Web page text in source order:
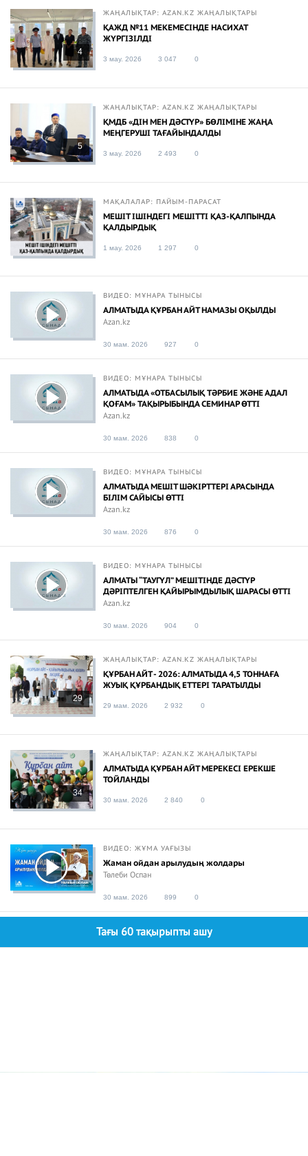
4
ЖАҢАЛЫҚТАР: AZAN.KZ ЖАҢАЛЫҚТАРЫ
ҚАЖД №11 МЕКЕМЕСІНДЕ НАСИХАТ
ЖҮРГІЗІЛДІ
3 мау. 2026 3 047 0
5
ЖАҢАЛЫҚТАР: AZAN.KZ ЖАҢАЛЫҚТАРЫ
ҚМДБ «ДІН МЕН ДӘСТҮР» БӨЛІМІНЕ ЖАҢА
МЕҢГЕРУШІ ТАҒАЙЫНДАЛДЫ
3 мау. 2026 2 493 0
МАҚАЛАЛАР: ПАЙЫМ-ПАРАСАТ
МЕШІТ ІШІНДЕГІ МЕШІТТІ ҚАЗ-ҚАЛПЫНДА
ҚАЛДЫРДЫҚ
1 мау. 2026 1 297 0
ВИДЕО: МҰНАРА ТЫНЫСЫ
АЛМАТЫДА ҚҰРБАН АЙТ НАМАЗЫ ОҚЫЛДЫ
Azan.kz
30 мам. 2026 927 0
ВИДЕО: МҰНАРА ТЫНЫСЫ
АЛМАТЫДА «ОТБАСЫЛЫҚ ТӘРБИЕ ЖӘНЕ АДАЛ
ҚОҒАМ» ТАҚЫРЫБЫНДА СЕМИНАР ӨТТІ
Azan.kz
30 мам. 2026 838 0
ВИДЕО: МҰНАРА ТЫНЫСЫ
АЛМАТЫДА МЕШІТ ШӘКІРТТЕРІ АРАСЫНДА
БІЛІМ САЙЫСЫ ӨТТІ
Azan.kz
30 мам. 2026 876 0
ВИДЕО: МҰНАРА ТЫНЫСЫ
АЛМАТЫ “ТАУГҮЛ” МЕШІТІНДЕ ДӘСТҮР
ДӘРІПТЕЛГЕН ҚАЙЫРЫМДЫЛЫҚ ШАРАСЫ ӨТТІ
Azan.kz
30 мам. 2026 904 0
29
ЖАҢАЛЫҚТАР: AZAN.KZ ЖАҢАЛЫҚТАРЫ
ҚҰРБАН АЙТ - 2026: АЛМАТЫДА 4,5 ТОННАҒА
ЖУЫҚ ҚҰРБАНДЫҚ ЕТТЕРІ ТАРАТЫЛДЫ
29 мам. 2026 2 932 0
34
ЖАҢАЛЫҚТАР: AZAN.KZ ЖАҢАЛЫҚТАРЫ
АЛМАТЫДА ҚҰРБАН АЙТ МЕРЕКЕСІ ЕРЕКШЕ
ТОЙЛАНДЫ
30 мам. 2026 2 840 0
ВИДЕО: ЖҰМА УАҒЫЗЫ
Жаман ойдан арылудың жолдары
Төлеби Оспан
30 мам. 2026 899 0
Тағы 60 тақырыпты ашу